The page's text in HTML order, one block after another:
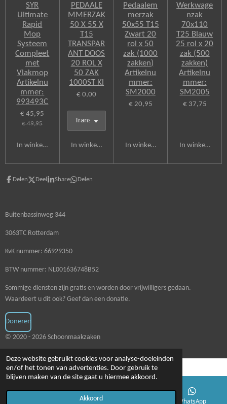
Deze website gebruikt cookies voor analyse-doeleinden
en/of het tonen van advertenties. Door gebruik te
blijven maken van de site gaat u hiermee akkoord.
Akkoord
SYR
Ultimate
Rapid
Mop
Systeem
Compleet
met
Vlakmop
Artikelnu
mmer:
993493C
€ 45,95
€ 49,95
In winkelwagen
PEDAALE
MMERZAK
50 X 55 X
T15
TRANSPAR
ANT DOOS
20 ROL X
50 ZAK
1000ST Kl
€ 0,00
In winkelwagen
Pedaalem
merzak
50x55 T15
Zwart 20
rol x 50
zak (1000
zakken)
Artikelnu
mmer:
SM2000
€ 20,95
In winkelwagen
Werkwage
nzak
70x110
T25 Blauw
25 rol x 20
zak (500
zakken)
Artikelnu
mmer:
SM2005
€ 37,75
In winkelwagen
Delen Deel Share Delen
Buitenbassinweg 344
3063TC Rotterdam
KvK nummer: 66929350
BTW nummer: NL001636748B52
Sommige diensten zijn gratis en worden door vrijwilligers gedaan.
Waardeert u dit ook? Geef dan een donatie.
Doneren
© 2020 - 2026 Schoonmaakzaken
Telefoonnummer WhatsApp